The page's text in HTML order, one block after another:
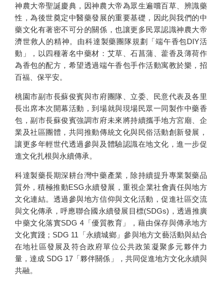
神農大帝聖誕慶典，因神農大帝為眾生遍嚐百草、辨識藥
性，為後世奠定中醫藥發展的重要基礎，因此與我們的中
藥文化有著密不可分的關係，也讓更多民眾認識神農大帝
濟世救人的精神。由科達製藥團隊規劃「端午香包DIY活
動」，以四種著名中藥材：艾草、石菖蒲、藿香及薄荷作
為香包的配方，希望透過端午香包手作活動寓教於樂，招
百福、保平安。
桃園市副市長蘇俊賓與市府團隊、立委、民意代表及各里
長出席本次開幕活動，到場就與現場民眾一同製作中藥香
包，副市長蘇俊賓強調市府未來將持續攜手地方宮廟、企
業及社區團體，共同推動傳統文化與民俗活動創新發展，
讓更多年輕世代透過參與及體驗認識在地文化，進一步促
進文化扎根與永續傳承。
科達製藥長期深耕台灣中藥產業，除持續提升專業製藥品
質外，積極推動ESG永續發展，重視企業社會責任與地方
文化連結。透過參與地方信仰與文化活動，促進社區交流
與文化傳承，呼應聯合國永續發展目標(SDGs)，透過推廣
中藥文化落實SDG 4「優質教育」，藉由保存與傳承地方
文化實踐；SDG 11「永續城鄉」參與地方文藝活動與結合
在地社區發展及符合政府單位公共政策凝聚多元夥伴力
量，達成 SDG 17「夥伴關係」，共同促進地方文化永續與
共融。